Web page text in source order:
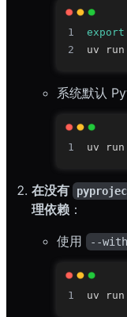
export
系统默认
在没有
理依赖 ：
使用
--with
uv run